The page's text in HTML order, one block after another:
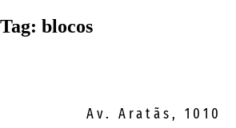
Tag: blocos
Av. Aratãs, 1010